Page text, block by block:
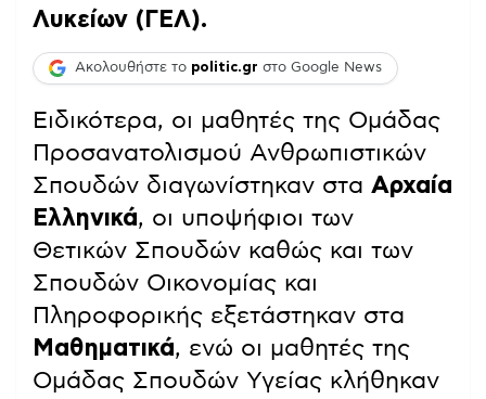
Λυκείων (ΓΕΛ).
Ακολουθήστε το politic.gr στο Google News
Ειδικότερα, οι μαθητές της Ομάδας
Προσανατολισμού Ανθρωπιστικών
Σπουδών διαγωνίστηκαν στα Αρχαία
Ελληνικά, οι υποψήφιοι των
Θετικών Σπουδών καθώς και των
Σπουδών Οικονομίας και
Πληροφορικής εξετάστηκαν στα
Μαθηματικά, ενώ οι μαθητές της
Ομάδας Σπουδών Υγείας κλήθηκαν